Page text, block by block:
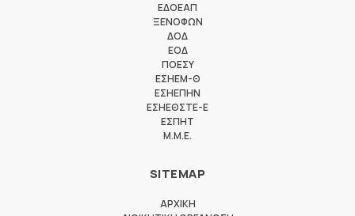
ΕΔΟΕΑΠ
ΞΕΝΟΦΩΝ
ΔΟΔ
ΕΟΔ
ΠΟΕΣΥ
ΕΣΗΕΜ-Θ
ΕΣΗΕΠΗΝ
ΕΣΗΕΘΣΤΕ-Ε
ΕΣΠΗΤ
M.M.E.
SITEMAP
ΑΡΧΙΚΗ